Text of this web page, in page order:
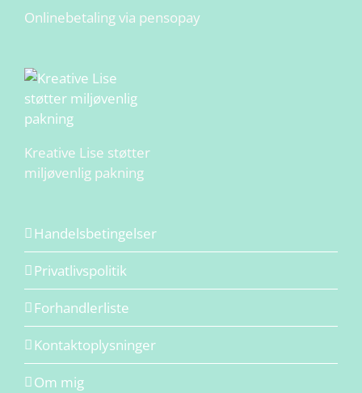
Onlinebetaling via pensopay
Kreative Lise støtter
miljøvenlig pakning
Handelsbetingelser
Privatlivspolitik
Forhandlerliste
Kontaktoplysninger
Om mig